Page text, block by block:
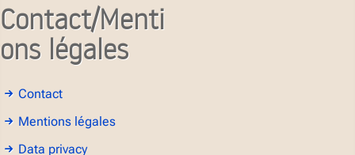
Contact/Menti
ons légales
Contact
Mentions légales
Data privacy